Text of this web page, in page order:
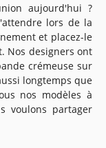
aujourd'hui ?
lors de la
et placez-le
Nos designers ont
crémeuse sur
longtemps que
nos modèles à
voulons partager